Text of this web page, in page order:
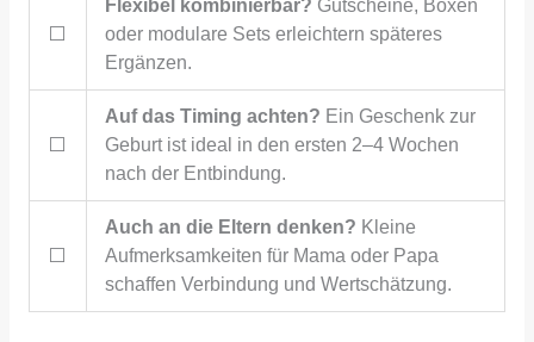
⬜
Flexibel kombinierbar? Gutscheine, Boxen
oder modulare Sets erleichtern späteres
Ergänzen.
⬜
Auf das Timing achten? Ein Geschenk zur
Geburt ist ideal in den ersten 2–4 Wochen
nach der Entbindung.
⬜
Auch an die Eltern denken? Kleine
Aufmerksamkeiten für Mama oder Papa
schaffen Verbindung und Wertschätzung.